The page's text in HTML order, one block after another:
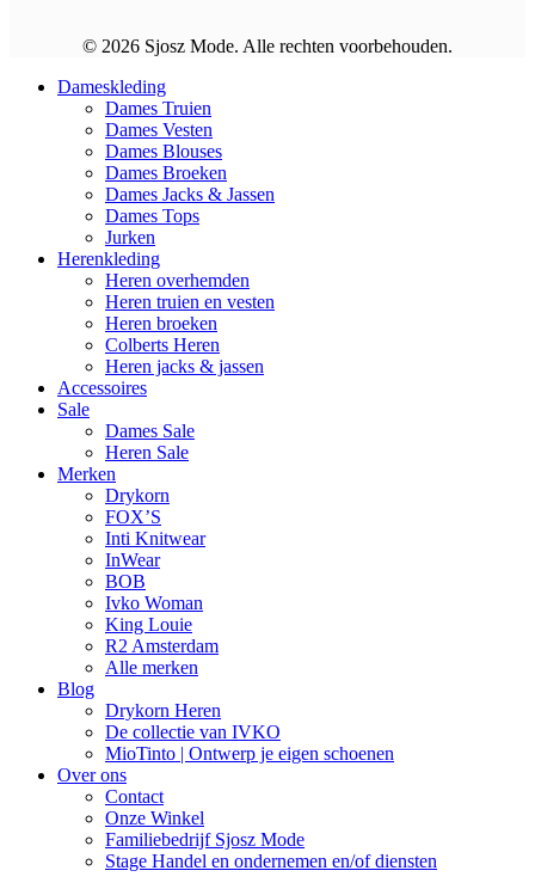
© 2026 Sjosz Mode. Alle rechten voorbehouden.
Dameskleding
Dames Truien
Dames Vesten
Dames Blouses
Dames Broeken
Dames Jacks & Jassen
Dames Tops
Jurken
Herenkleding
Heren overhemden
Heren truien en vesten
Heren broeken
Colberts Heren
Heren jacks & jassen
Accessoires
Sale
Dames Sale
Heren Sale
Merken
Drykorn
FOX’S
Inti Knitwear
InWear
BOB
Ivko Woman
King Louie
R2 Amsterdam
Alle merken
Blog
Drykorn Heren
De collectie van IVKO
MioTinto | Ontwerp je eigen schoenen
Over ons
Contact
Onze Winkel
Familiebedrijf Sjosz Mode
Stage Handel en ondernemen en/of diensten